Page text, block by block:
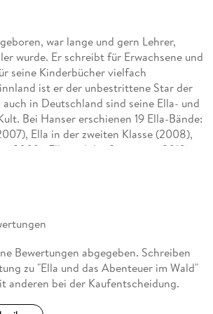
war lange und gern Lehrer,
wurde. Er schreibt für Erwachsene und
seine Kinderbücher vielfach
ist er der unbestrittene Star der
in Deutschland sind seine Ella- und
Bei Hanser erschienen 19 Ella-Bände:
Ella in der zweiten Klasse (2008),
(2009), Ella und der Superstar (2010),
der Millionendieb (2014), Ella und
und die 12 Heldentaten (2016), Ella und
Zauberer (2018), Ella und ihre
(2020), Ellas Klasse und der
Ella und ihre Freunde retten die
Klasse und die gigantische
Bewertungen abgegeben. Schreiben
zu "Ella und das Abenteuer im Wald"
anderen bei der Kaufentscheidung.